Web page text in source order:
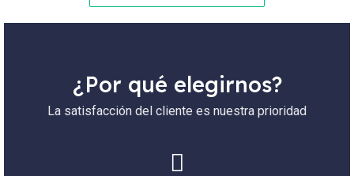
¿Por qué elegirnos?
La satisfacción del cliente es nuestra prioridad